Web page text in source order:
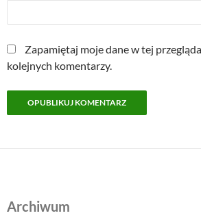
Zapamiętaj moje dane w tej
kolejnych komentarzy.
Archiwum